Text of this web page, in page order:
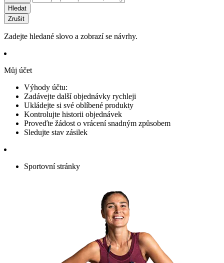
Hledat
Zrušit
Zadejte hledané slovo a zobrazí se návrhy.
Můj účet
Výhody účtu:
Zadávejte další objednávky rychleji
Ukládejte si své oblíbené produkty
Kontrolujte historii objednávek
Proveďte žádost o vrácení snadným způsobem
Sledujte stav zásilek
Sportovní stránky